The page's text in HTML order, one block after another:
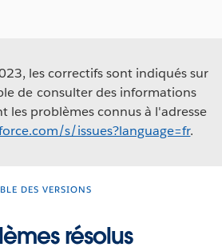
les correctifs sont indiqués sur
de consulter des informations
les problèmes connus à l'adresse
s/issues?language=fr.
DES VERSIONS
résolus